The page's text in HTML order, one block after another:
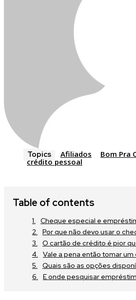
Topics Afiliados
Bom Pra
crédito pessoal
Table of contents
Cheque especial e
Por que não devo usar o
O cartão de crédito é pior
Vale a pena então tomar
Quais são as opções
E onde pesquisar